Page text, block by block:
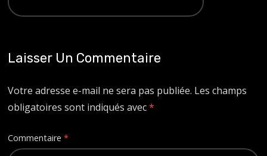
Laisser Un Commentaire
Votre adresse e-mail ne sera pas publiée. Les champs
obligatoires sont indiqués avec*
Commentaire*